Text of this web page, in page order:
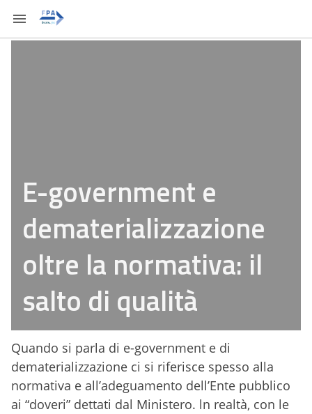
E-government e
dematerializzazione
oltre la normativa: il
salto di qualità
Quando si parla di e-government e di
dematerializzazione ci si riferisce spesso alla
normativa e all’adeguamento dell’Ente pubblico
ai “doveri” dettati dal Ministero. ln realtà, con le